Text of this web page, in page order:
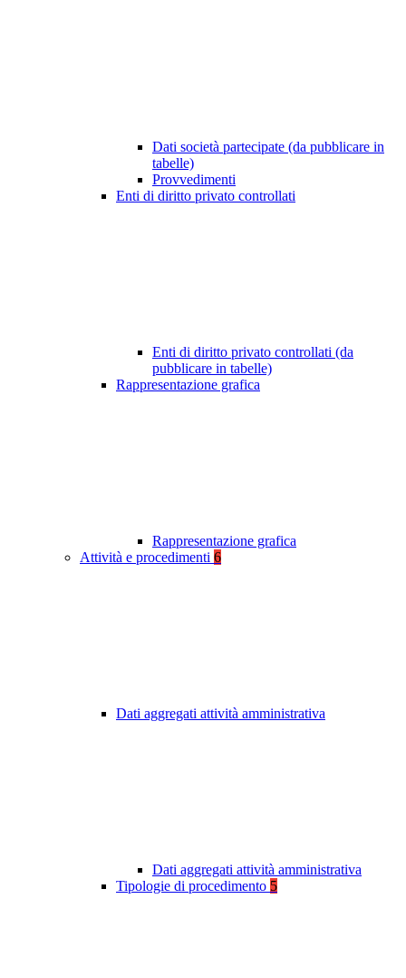
Dati società partecipate (da pubblicare in
tabelle)
Provvedimenti
Enti di diritto privato controllati
Enti di diritto privato controllati (da
pubblicare in tabelle)
Rappresentazione grafica
Rappresentazione grafica
Attività e procedimenti 6
Dati aggregati attività amministrativa
Dati aggregati attività amministrativa
Tipologie di procedimento 5